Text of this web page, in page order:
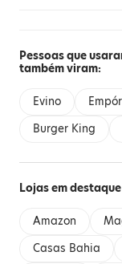
Pessoas que
também viram:
Evino
Burger King
Lojas em destaque
Amazon
Casas Bahia